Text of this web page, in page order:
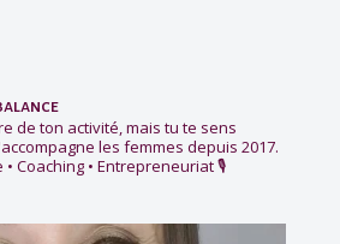
de ton activité, mais tu te sens
les femmes depuis 2017.
• Coaching • Entrepreneuriat🎙️